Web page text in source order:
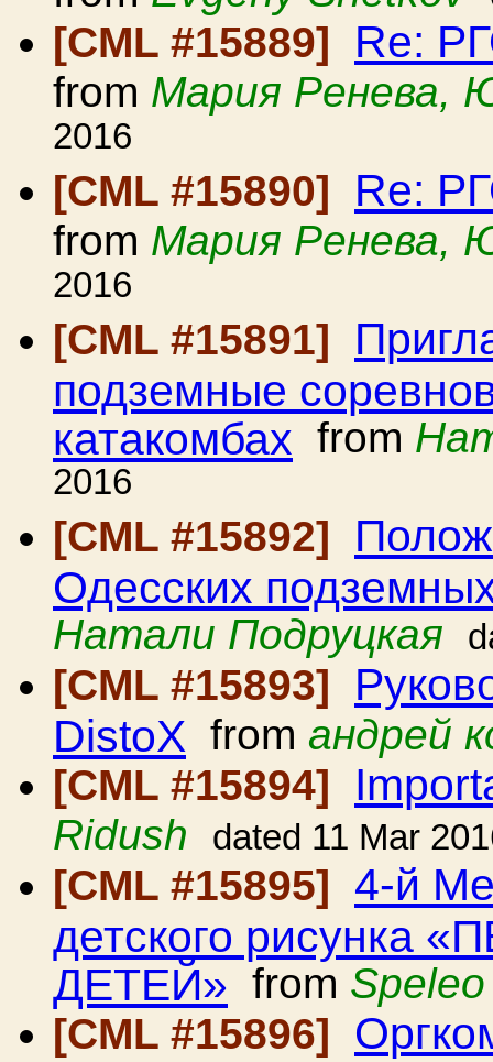
[CML #15889] Re:
from Мария Ренева,
2016
[CML #15890]
Re:
from Мария Ренева,
2016
[CML #15891]
подземные
катакомбах from
2016
[CML #15892]
Одесских
Натали Подруцкая
[CML #15893]
DistoX from андрей
[CML #15894]
Ridush dated 11 Mar
[CML #15895] 4-й
детского рисунка
ДЕТЕЙ» from
[CML #15896]